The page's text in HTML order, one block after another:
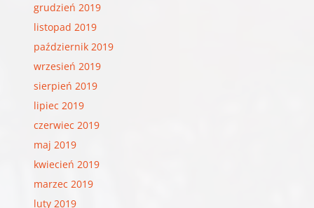
grudzień 2019
listopad 2019
październik 2019
wrzesień 2019
sierpień 2019
lipiec 2019
czerwiec 2019
maj 2019
kwiecień 2019
marzec 2019
luty 2019